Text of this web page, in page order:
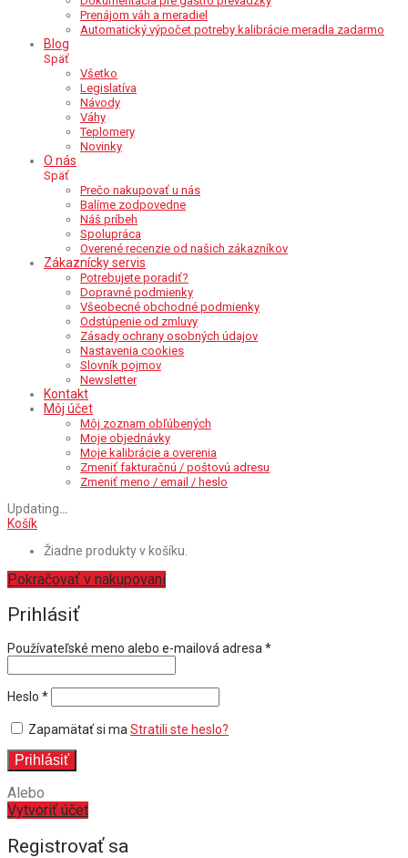
Prenájom váh a meradiel
Automatický výpočet potreby kalibrácie meradla zadarmo
Blog
Späť
Všetko
Legislatíva
Návody
Váhy
Teplomery
Novinky
O nás
Späť
Prečo nakupovať u nás
Balíme zodpovedne
Náš príbeh
Spolupráca
Overené recenzie od našich zákazníkov
Zákaznícky servis
Potrebujete poradiť?
Dopravné podmienky
Všeobecné obchodné podmienky
Odstúpenie od zmluvy
Zásady ochrany osobných údajov
Nastavenia cookies
Slovník pojmov
Newsletter
Kontakt
Môj účet
Môj zoznam obľúbených
Moje objednávky
Moje kalibrácie a overenia
Zmeniť fakturačnú / poštovú adresu
Zmeniť meno / email / heslo
Updating…
Košík
Žiadne produkty v košíku.
Pokračovať v nakupovaní
Prihlásiť
Používateľské meno alebo e-mailová adresa*Povinné
Heslo *Povinné
Zapamätať si maStratili ste heslo?
Prihlásiť
Alebo
Vytvoriť účet
Registrovať sa